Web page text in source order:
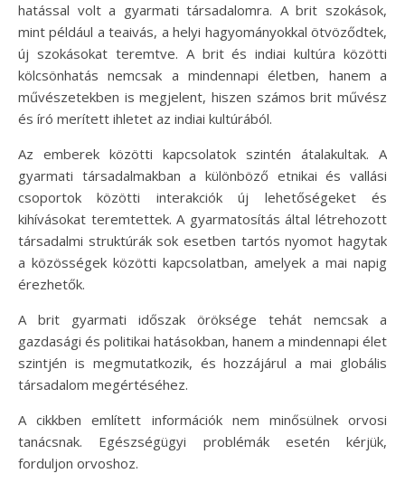
hatással volt a gyarmati társadalomra. A brit szokások,
mint például a teaivás, a helyi hagyományokkal ötvöződtek,
új szokásokat teremtve. A brit és indiai kultúra közötti
kölcsönhatás nemcsak a mindennapi életben, hanem a
művészetekben is megjelent, hiszen számos brit művész
és író merített ihletet az indiai kultúrából.
Az emberek közötti kapcsolatok szintén átalakultak. A
gyarmati társadalmakban a különböző etnikai és vallási
csoportok közötti interakciók új lehetőségeket és
kihívásokat teremtettek. A gyarmatosítás által létrehozott
társadalmi struktúrák sok esetben tartós nyomot hagytak
a közösségek közötti kapcsolatban, amelyek a mai napig
érezhetők.
A brit gyarmati időszak öröksége tehát nemcsak a
gazdasági és politikai hatásokban, hanem a mindennapi élet
szintjén is megmutatkozik, és hozzájárul a mai globális
társadalom megértéséhez.
A cikkben említett információk nem minősülnek orvosi
tanácsnak. Egészségügyi problémák esetén kérjük,
forduljon orvoshoz.